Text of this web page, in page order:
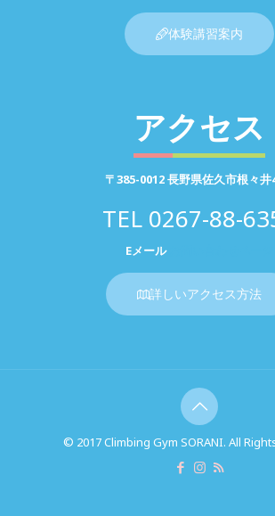
体験講習案内
アクセス
〒385-0012 長野県佐久市根々井
TEL 0267-88-
Eメール
詳しいアクセス方法
© 2017 Climbing Gym SORANI. All